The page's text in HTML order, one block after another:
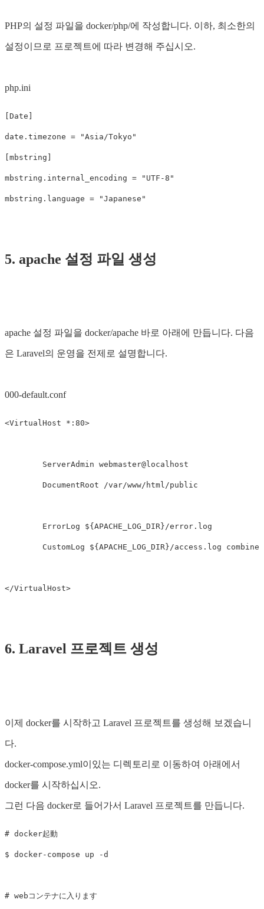
PHP의 설정 파일을 docker/php/에 작성합니다. 이하, 최소한의
설정이므로 프로젝트에 따라 변경해 주십시오.
php.ini
[Date]
date.timezone = "Asia/Tokyo"
[mbstring]
mbstring.internal_encoding = "UTF-8"
mbstring.language = "Japanese"
5. apache 설정 파일 생성
apache 설정 파일을 docker/apache 바로 아래에 만듭니다. 다음
은 Laravel의 운영을 전제로 설명합니다.
000-default.conf
<VirtualHost *:80>
        ServerAdmin webmaster@localhost
        DocumentRoot /var/www/html/public
        ErrorLog ${APACHE_LOG_DIR}/error.log
        CustomLog ${APACHE_LOG_DIR}/access.log combined
6. Laravel 프로젝트 생성
이제 docker를 시작하고 Laravel 프로젝트를 생성해 보겠습니
다.
docker-compose.yml이있는 디렉토리로 이동하여 아래에서
docker를 시작하십시오.
그런 다음 docker로 들어가서 Laravel 프로젝트를 만듭니다.
# docker起動
$ docker-compose up -d
# webコンテナに入ります